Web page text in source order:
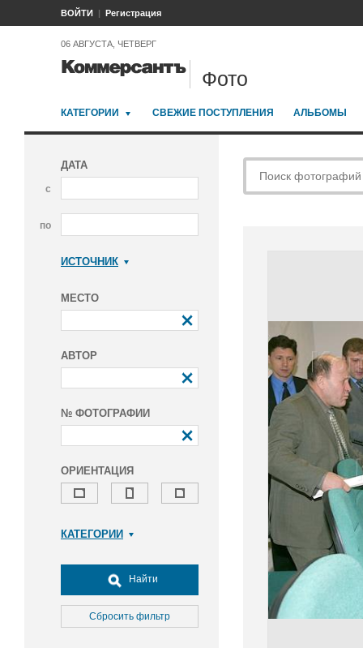
ВОЙТИ Регистрация
06 АВГУСТА, ЧЕТВЕРГ
Фото
КАТЕГОРИИ СВЕЖИЕ ПОСТУПЛЕНИЯ АЛЬБОМЫ
ДАТА
с
по
ИСТОЧНИК
МЕСТО
АВТОР
№ ФОТОГРАФИИ
ОРИЕНТАЦИЯ
КАТЕГОРИИ
Досуг, туризм и отдых
Культура
Медицина
Найти
Сбросить фильтр